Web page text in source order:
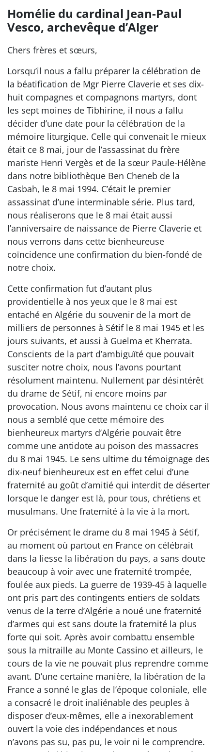
Homélie du cardinal Jean-Paul
Vesco, archevêque d’Alger
Chers frères et sœurs,
Lorsqu’il nous a fallu préparer la célébration de
la béatification de Mgr Pierre Claverie et ses dix-
huit compagnes et compagnons martyrs, dont
les sept moines de Tibhirine, il nous a fallu
décider d’une date pour la célébration de la
mémoire liturgique. Celle qui convenait le mieux
était ce 8 mai, jour de l’assassinat du frère
mariste Henri Vergès et de la sœur Paule-Hélène
dans notre bibliothèque Ben Cheneb de la
Casbah, le 8 mai 1994. C’était le premier
assassinat d’une interminable série. Plus tard,
nous réaliserons que le 8 mai était aussi
l’anniversaire de naissance de Pierre Claverie et
nous verrons dans cette bienheureuse
coïncidence une confirmation du bien-fondé de
notre choix.
Cette confirmation fut d’autant plus
providentielle à nos yeux que le 8 mai est
entaché en Algérie du souvenir de la mort de
milliers de personnes à Sétif le 8 mai 1945 et les
jours suivants, et aussi à Guelma et Kherrata.
Conscients de la part d’ambiguïté que pouvait
susciter notre choix, nous l’avons pourtant
résolument maintenu. Nullement par désintérêt
du drame de Sétif, ni encore moins par
provocation. Nous avons maintenu ce choix car il
nous a semblé que cette mémoire des
bienheureux martyrs d’Algérie pouvait être
comme une antidote au poison des massacres
du 8 mai 1945. Le sens ultime du témoignage des
dix-neuf bienheureux est en effet celui d’une
fraternité au goût d’amitié qui interdit de déserter
lorsque le danger est là, pour tous, chrétiens et
musulmans. Une fraternité à la vie à la mort.
Or précisément le drame du 8 mai 1945 à Sétif,
au moment où partout en France on célébrait
dans la liesse la libération du pays, a sans doute
beaucoup à voir avec une fraternité trompée,
foulée aux pieds. La guerre de 1939-45 à laquelle
ont pris part des contingents entiers de soldats
venus de la terre d’Algérie a noué une fraternité
d’armes qui est sans doute la fraternité la plus
forte qui soit. Après avoir combattu ensemble
sous la mitraille au Monte Cassino et ailleurs, le
cours de la vie ne pouvait plus reprendre comme
avant. D’une certaine manière, la libération de la
France a sonné le glas de l’époque coloniale, elle
a consacré le droit inaliénable des peuples à
disposer d’eux-mêmes, elle a inexorablement
ouvert la voie des indépendances et nous
n’avons pas su, pas pu, le voir ni le comprendre.